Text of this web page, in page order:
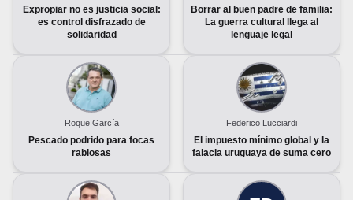
Expropiar no es justicia social:
es control disfrazado de
solidaridad
Borrar al buen padre de familia:
La guerra cultural llega al
lenguaje legal
Roque García
Pescado podrido para focas
rabiosas
Federico Lucciardi
El impuesto mínimo global y la
falacia uruguaya de suma cero